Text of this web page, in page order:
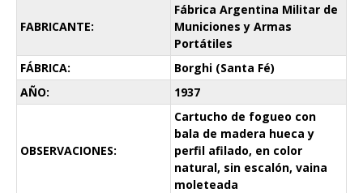
FABRICANTE:
Fábrica Argentina Militar de
Municiones y Armas
Portátiles
FÁBRICA:
Borghi (Santa Fé)
AÑO:
1937
OBSERVACIONES:
Cartucho de fogueo con
bala de madera hueca y
perfil afilado, en color
natural, sin escalón, vaina
moleteada